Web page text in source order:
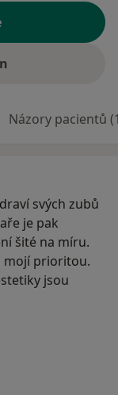
Názory pacientů
svých zubů
je pak
šité na míru.
mojí prioritou.
jsou
celkem
věd, práce s